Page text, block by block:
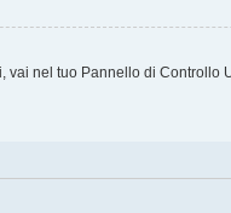
vai nel tuo Pannello di Controllo